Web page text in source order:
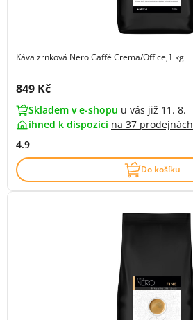
Káva zrnková Nero Caffé Crema/Office,1 kg
Cena s DPH:
849 Kč
Skladem v e-shopu u vás již 11. 8.
ihned k dispozici na 37 prodejnách
4.9
Do košíku